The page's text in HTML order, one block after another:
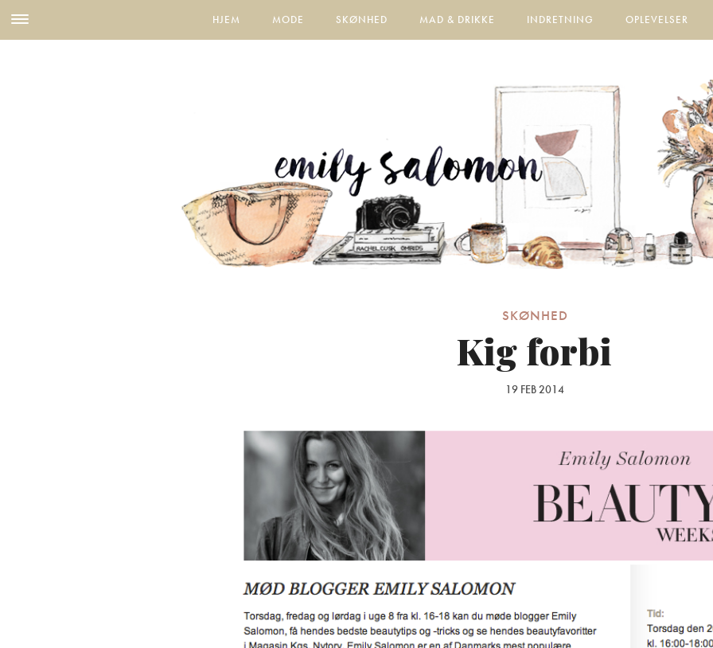
HJEM MODE SKØNHED MAD & DRIKKE INDRETNING OPLEVELSER
SKØNHED
Kig forbi
19 FEB 2014